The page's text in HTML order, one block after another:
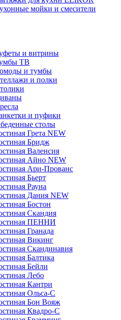
мойки и смесители
и витрины
ТВ
и тумбы
и полки
и пуфики
столы
Грета NEW
Бридж
Валенсия
Айно NEW
Ари-Прованс
Бьерт
Рауна
Дания NEW
Бостон
Скандия
ПЕННИ
Гранада
Викинг
Скандинавия
Балтика
Бейли
Лебо
Кантри
Ольса-С
Бон Вояж
Квадро-С